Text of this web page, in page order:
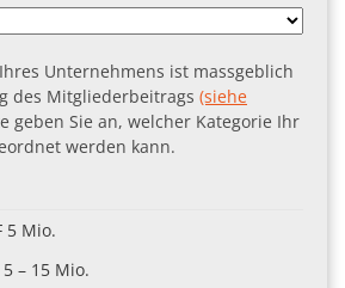
Unternehmens ist massgeblich
des Mitgliederbeitrags (siehe
geben Sie an, welcher Kategorie Ihr
werden kann.
5 Mio.
– 15 Mio.